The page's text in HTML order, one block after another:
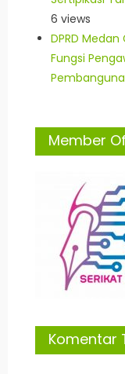
6 views
DPRD
Fungsi
Member Of
Komentar